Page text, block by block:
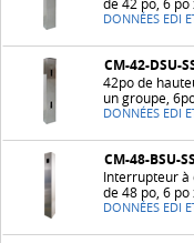
DONNÉES EDI
CM-42-DSU-
42po de
un groupe,
DONNÉES EDI
CM-48-BSU-
Interrupteur à
de 48 po, 6
DONNÉES EDI